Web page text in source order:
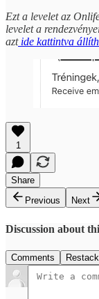
Ezt a levelet az
levelet a
aztide kattintva
1
Share
Previous
Next
Discussion about
Comments